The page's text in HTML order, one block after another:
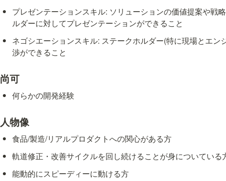
プレゼンテーションスキル: ソリューションの価値提案や戦
ルダーに対してプレゼンテーションができること
ネゴシエーションスキル: ステークホルダー(特に現場とエ
渉ができること
尚可
何らかの開発経験
人物像
食品/製造/リアルプロダクトへの関心がある方
軌道修正・改善サイクルを回し続けることが身についている
能動的にスピーディーに動ける方